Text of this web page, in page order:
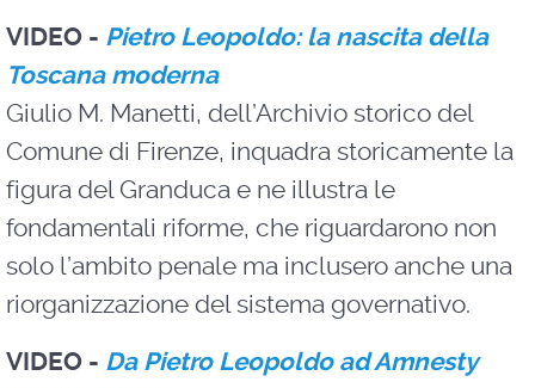
VIDEO - Pietro Leopoldo: la nascita della
Toscana moderna
Giulio M. Manetti, dell’Archivio storico del
Comune di Firenze, inquadra storicamente la
figura del Granduca e ne illustra le
fondamentali riforme, che riguardarono non
solo l’ambito penale ma inclusero anche una
riorganizzazione del sistema governativo.
VIDEO - Da Pietro Leopoldo ad Amnesty